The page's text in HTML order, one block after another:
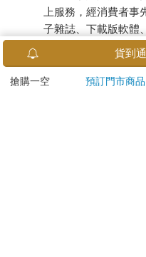
上服務，經消費者
子雜誌、下載版軟體
已拆封之個人衛生用
若非上列種類商品，均
貨到
搶購一空 預訂門市商品